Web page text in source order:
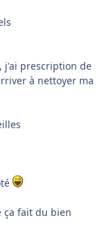
j'ai prescription de
à nettoyer ma
ça fait du bien